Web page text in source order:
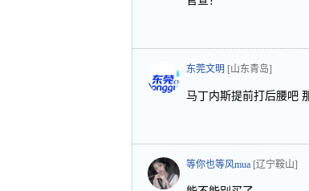
东莞文明 [山东青岛]
马丁内斯提前打后腰吧
等你也等风mua [辽宁鞍山]